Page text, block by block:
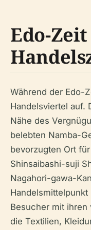
Edo-
Während der Edo-
Handelsviertel auf.
Nähe des
belebten Namba-
bevorzugten Ort
Shinsaibashi-suji
Nagahori-gawa-
Besucher mit ihren
die Textilien,